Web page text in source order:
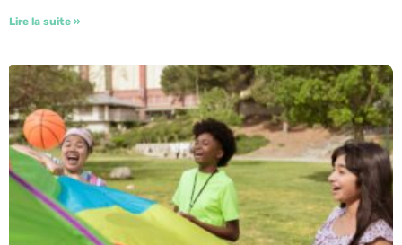
Lire la suite »